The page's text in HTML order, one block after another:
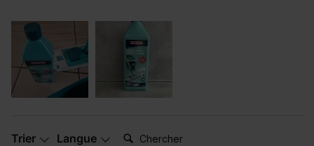
Trier Langue Chercher: